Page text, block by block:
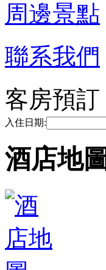
周邊景點
聯系我們
客房預訂
入住日期:
酒店地圖